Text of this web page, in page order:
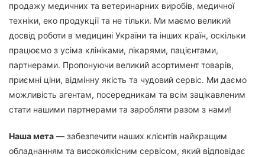
продажу медичних та ветеринарних виробів, медичної
техніки, еко продукції та не тільки. Ми маємо великий
досвід роботи в медицині України та інших країн, оскільки
працюємо з усіма клініками, лікарями, пацієнтами,
партнерами. Пропонуючи великий асортимент товарів,
приємні ціни, відмінну якість та чудовий сервіс. Ми даємо
можливість агентам, посередникам та всім зацікавленим
стати нашими партнерами та заробляти разом з нами!
Наша мета — забезпечити наших клієнтів найкращим
обладнанням та високоякісним сервісом, який відповідає